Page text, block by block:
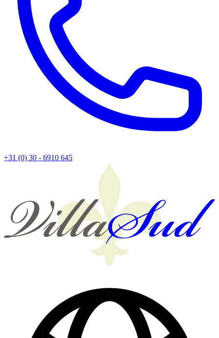
+31 (0) 30 - 6910 645